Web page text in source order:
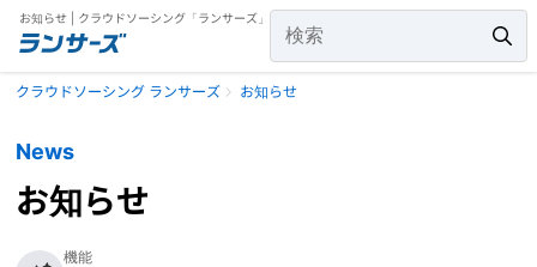
お知らせ | クラウドソーシング「ランサーズ」
クラウドソーシング ランサーズ お知らせ
News
お知らせ
機能